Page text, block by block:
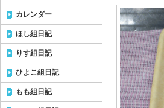
カレンダー
ほし組日記
りす組日記
ひよこ組日記
もも組日記